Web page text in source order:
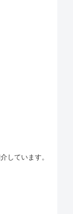
しています。